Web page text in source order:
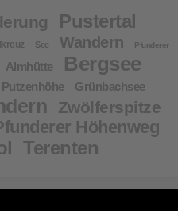
Pustertal
See Wandern Pfunderer
Almhütte Bergsee
Putzenhöhe Grünbachsee
Zwölferspitze
Höhenweg
Terenten